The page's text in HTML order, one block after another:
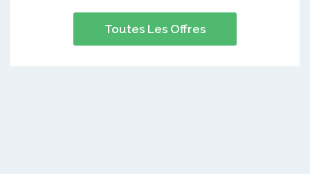
Toutes Les Offres